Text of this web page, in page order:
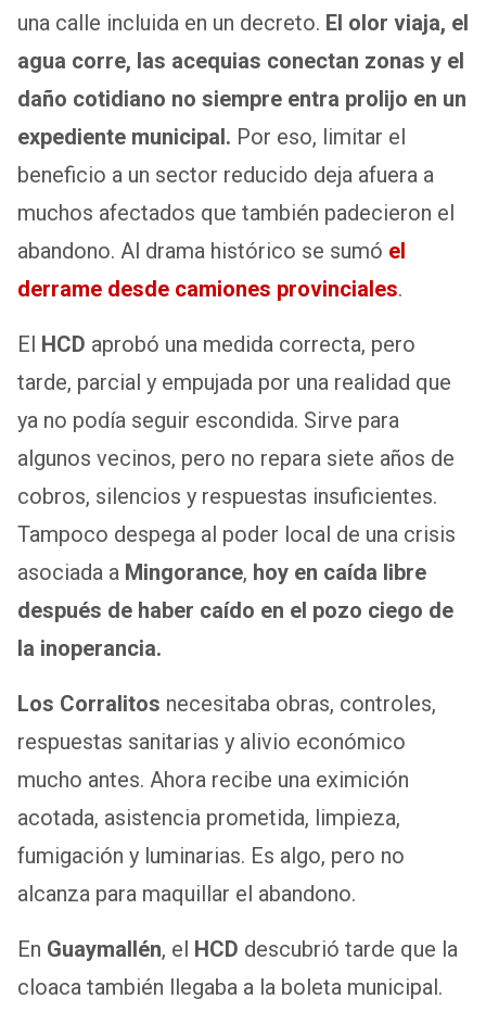
una calle incluida en un decreto. El olor viaja, el
agua corre, las acequias conectan zonas y el
daño cotidiano no siempre entra prolijo en un
expediente municipal. Por eso, limitar el
beneficio a un sector reducido deja afuera a
muchos afectados que también padecieron el
abandono. Al drama histórico se sumó el
derrame desde camiones provinciales.
El HCD aprobó una medida correcta, pero
tarde, parcial y empujada por una realidad que
ya no podía seguir escondida. Sirve para
algunos vecinos, pero no repara siete años de
cobros, silencios y respuestas insuficientes.
Tampoco despega al poder local de una crisis
asociada a Mingorance, hoy en caída libre
después de haber caído en el pozo ciego de
la inoperancia.
Los Corralitos necesitaba obras, controles,
respuestas sanitarias y alivio económico
mucho antes. Ahora recibe una eximición
acotada, asistencia prometida, limpieza,
fumigación y luminarias. Es algo, pero no
alcanza para maquillar el abandono.
En Guaymallén, el HCD descubrió tarde que la
cloaca también llegaba a la boleta municipal.